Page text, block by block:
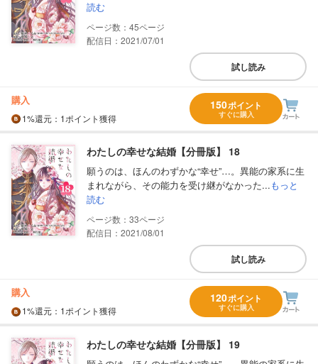
読む
45
配信日：2021/07/01
試し読み
購入
1%還元 ：1ポイント獲得
150ポイント
すぐに購入
わたしの幸せな結婚【分冊版】 18
願うのは、ほんのわずかな“幸せ”…。異能の家系に生
まれながら、その能力を受け継がなかった...もっと
読む
33
配信日：2021/08/01
試し読み
購入
1%還元 ：1ポイント獲得
120ポイント
すぐに購入
わたしの幸せな結婚【分冊版】 19